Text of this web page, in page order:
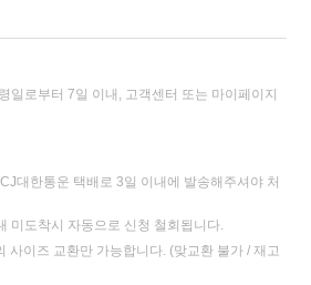
일로부터 7일 이내, 고객센터 또는 마이페이지
대한통운 택배로 3일 이내에 발송해주셔야 처
미도착시 자동으로 신청 철회됩니다.
사이즈 교환만 가능합니다. (맞교환 불가 / 재고